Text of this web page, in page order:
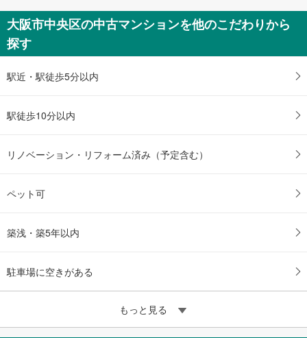
大阪市中央区の中古マンションを他のこだわりから
探す
駅近・駅徒歩5分以内
駅徒歩10分以内
リノベーション・リフォーム済み（予定含む）
ペット可
築浅・築5年以内
駐車場に空きがある
もっと見る